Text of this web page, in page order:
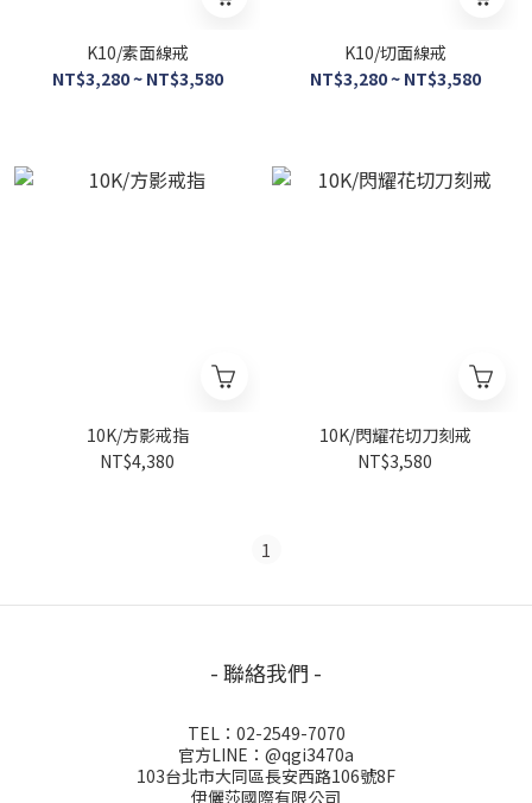
K10/素面線戒
NT$3,280 ~ NT$3,580
K10/切面線戒
NT$3,280 ~ NT$3,580
10K/方影戒指
NT$4,380
10K/閃耀花切刀刻戒
NT$3,580
1
- 聯絡我們 -
TEL：02-2549-7070
官方LINE：@qgi3470a
103台北市大同區長安西路106號8F
伊儷莎國際有限公司